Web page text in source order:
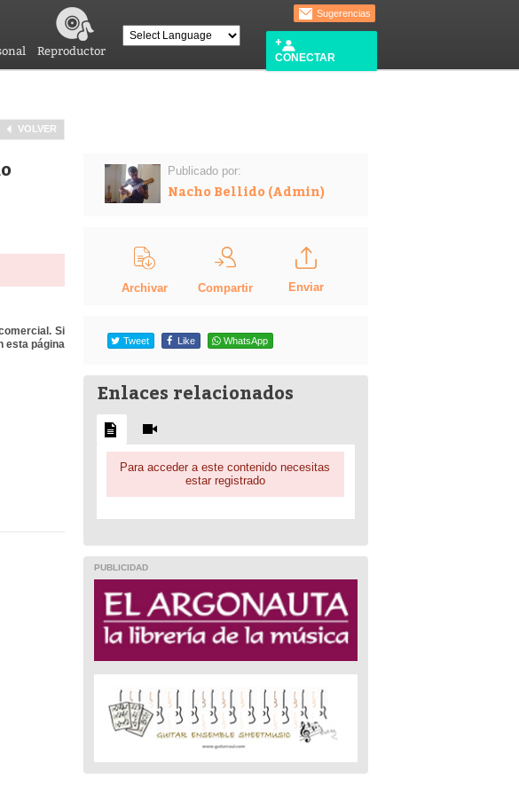
Reproductor
Sugerencias
CONECTAR
VOLVER
Si
esta página
Publicado por:
Nacho Bellido (Admin)
Archivar Compartir Enviar
Tweet Like WhatsApp
Enlaces relacionados
Para acceder a este contenido necesitas
estar registrado
PUBLICIDAD